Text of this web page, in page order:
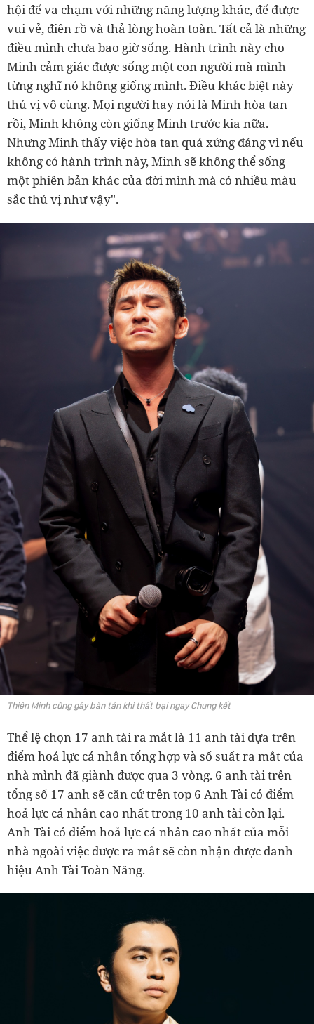
hội để va chạm với những năng lượng khác, để được
vui vẻ, điên rồ và thả lòng hoàn toàn. Tất cả là những
điều mình chưa bao giờ sống. Hành trình này cho
Minh cảm giác được sống một con người mà mình
từng nghĩ nó không giống mình. Điều khác biệt này
thú vị vô cùng. Mọi người hay nói là Minh hòa tan
rồi, Minh không còn giống Minh trước kia nữa.
Nhưng Minh thấy việc hòa tan quá xứng đáng vì nếu
không có hành trình này, Minh sẽ không thể sống
một phiên bản khác của đời mình mà có nhiều màu
sắc thú vị như vậy".
Thiên Minh cũng gây bàn tán khi thất bại ngay Chung kết
Thể lệ chọn 17 anh tài ra mắt là 11 anh tài dựa trên
điểm hoả lực cá nhân tổng hợp và số suất ra mắt của
nhà mình đã giành được qua 3 vòng. 6 anh tài trên
tổng số 17 anh sẽ căn cứ trên top 6 Anh Tài có điểm
hoả lực cá nhân cao nhất trong 10 anh tài còn lại.
Anh Tài có điểm hoả lực cá nhân cao nhất của mỗi
nhà ngoài việc được ra mắt sẽ còn nhận được danh
hiệu Anh Tài Toàn Năng.